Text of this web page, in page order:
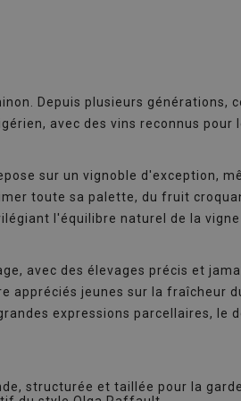
Depuis plusieurs générations,
avec des vins reconnus pour
sur un vignoble d'exception,
toute sa palette, du fruit
l'équilibre naturel de la
avec des élevages précis et
appréciés jeunes sur la fraîcheur
expressions parcellaires, le
structurée et taillée pour la garde.